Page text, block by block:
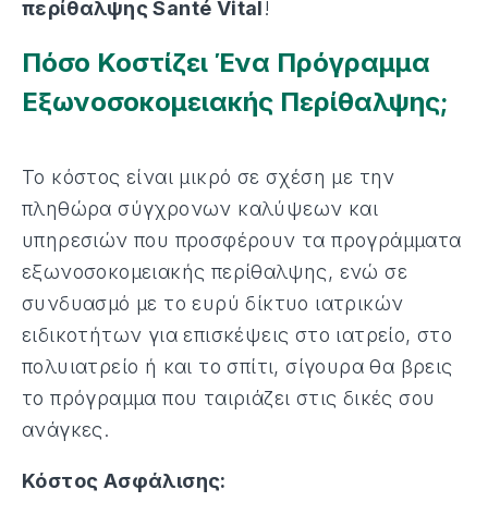
περίθαλψης Santé Vital!
Πόσο Κοστίζει Ένα Πρόγραμμα
Εξωνοσοκομειακής Περίθαλψης;
Το κόστος είναι μικρό σε σχέση με την
πληθώρα σύγχρονων καλύψεων και
υπηρεσιών που προσφέρουν τα προγράμματα
εξωνοσοκομειακής περίθαλψης, ενώ σε
συνδυασμό με το ευρύ δίκτυο ιατρικών
ειδικοτήτων για επισκέψεις στο ιατρείο, στο
πολυιατρείο ή και το σπίτι, σίγουρα θα βρεις
το πρόγραμμα που ταιριάζει στις δικές σου
ανάγκες.
Κόστος Ασφάλισης: